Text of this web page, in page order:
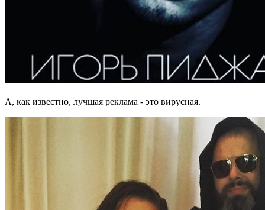
А, как известно, лучшая реклама - это вирусная.